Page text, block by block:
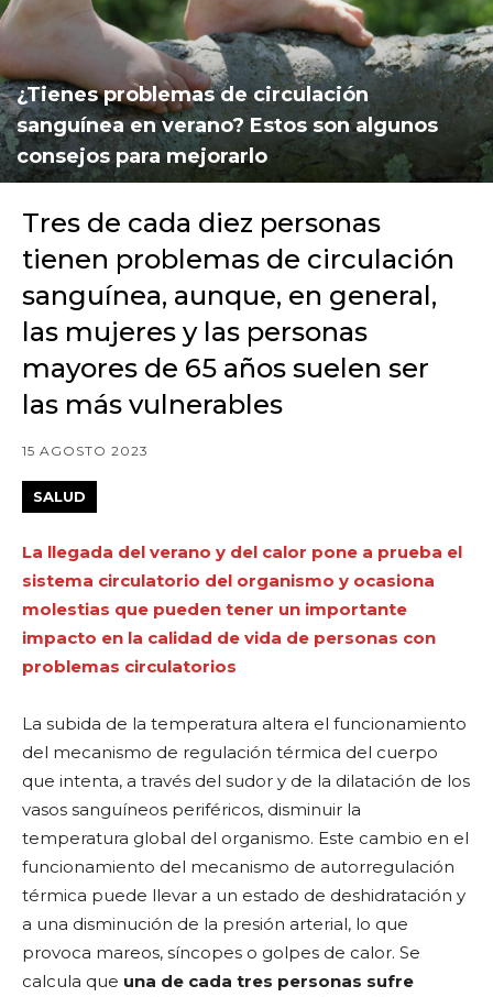
¿Tienes problemas de circulación
sanguínea en verano? Estos son algunos
consejos para mejorarlo
Tres de cada diez personas
tienen problemas de circulación
sanguínea, aunque, en general,
las mujeres y las personas
mayores de 65 años suelen ser
las más vulnerables
15 AGOSTO 2023
SALUD
La llegada del verano y del calor pone a prueba el
sistema circulatorio del organismo y ocasiona
molestias que pueden tener un importante
impacto en la calidad de vida de personas con
problemas circulatorios
La subida de la temperatura altera el funcionamiento
del mecanismo de regulación térmica del cuerpo
que intenta, a través del sudor y de la dilatación de los
vasos sanguíneos periféricos, disminuir la
temperatura global del organismo. Este cambio en el
funcionamiento del mecanismo de autorregulación
térmica puede llevar a un estado de deshidratación y
a una disminución de la presión arterial, lo que
provoca mareos, síncopes o golpes de calor. Se
calcula que una de cada tres personas sufre